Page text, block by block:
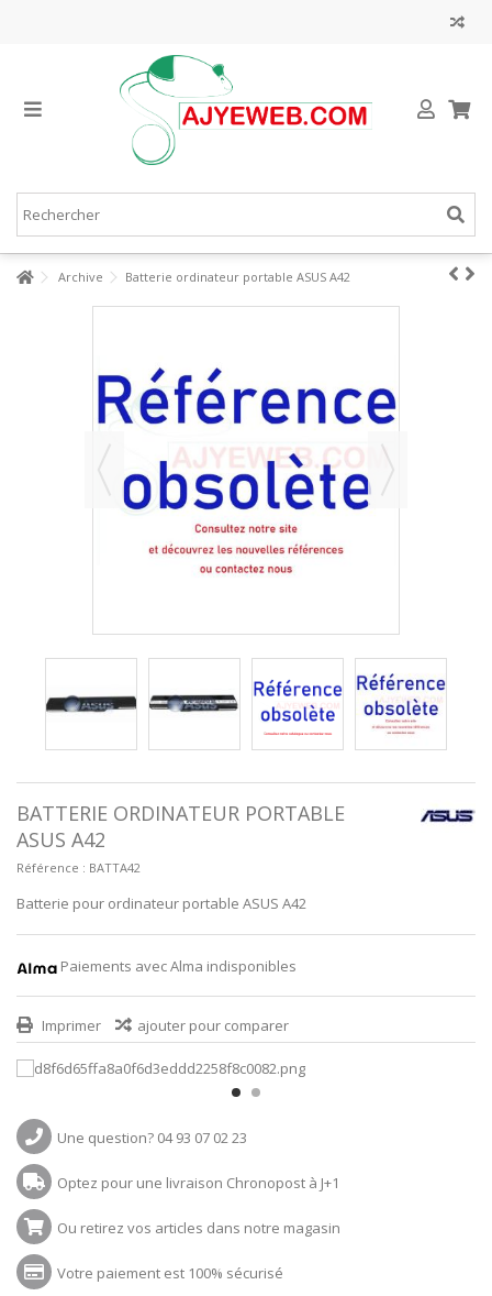
Archive Batterie ordinateur portable ASUS A42
BATTERIE ORDINATEUR PORTABLE
ASUS A42
Référence : BATTA42
Batterie pour ordinateur portable ASUS A42
Paiements avec Alma indisponibles
Imprimer ajouter pour comparer
Une question? 04 93 07 02 23
Optez pour une livraison Chronopost à J+1
Ou retirez vos articles dans notre magasin
Votre paiement est 100% sécurisé